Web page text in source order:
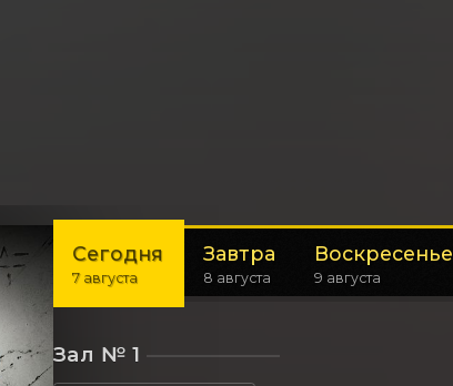
Сегодня
7 августа
Завтра
8 августа
Воскресенье
9 августа
Зал № 1